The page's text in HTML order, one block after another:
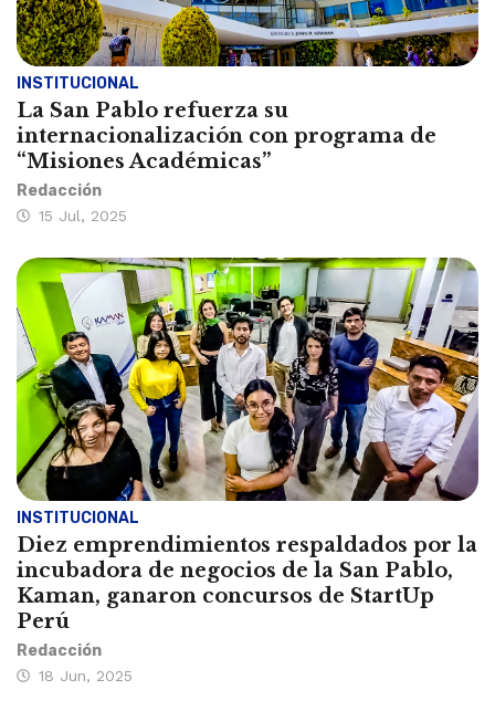
INSTITUCIONAL
La San Pablo refuerza su
internacionalización con programa de
“Misiones Académicas”
Redacción
15 Jul, 2025
INSTITUCIONAL
Diez emprendimientos respaldados por la
incubadora de negocios de la San Pablo,
Kaman, ganaron concursos de StartUp
Perú
Redacción
18 Jun, 2025